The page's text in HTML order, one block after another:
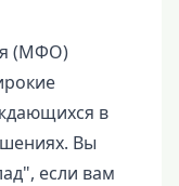
(МФО)
в
Вы
если вам